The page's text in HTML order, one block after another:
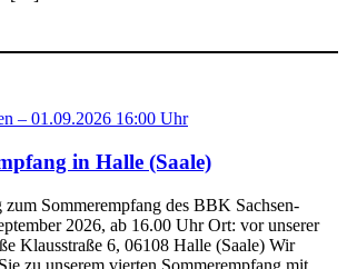
– 01.09.2026 16:00 Uhr
in Halle (Saale)
Sommerempfang des BBK Sachsen-
2026, ab 16.00 Uhr Ort: vor unserer
Klausstraße 6, 06108 Halle (Saale) Wir
zu unserem vierten Sommerempfang mit